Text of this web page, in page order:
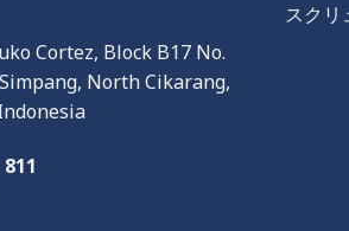
Cortez, Block B17 No.
North Cikarang,
スクリ